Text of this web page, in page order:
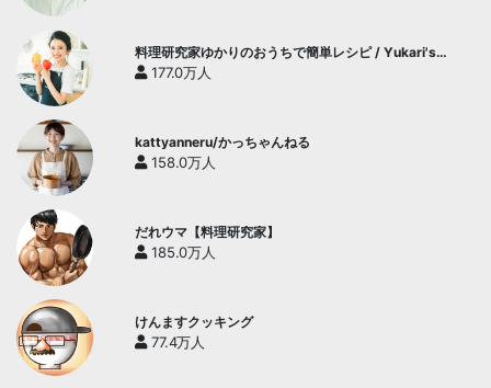
料理研究家ゆかりのおうちで簡単レシピ / Yukari's
Kitchen
177.0万人
kattyanneru/かっちゃんねる
158.0万人
だれウマ【料理研究家】
185.0万人
けんますクッキング
77.4万人